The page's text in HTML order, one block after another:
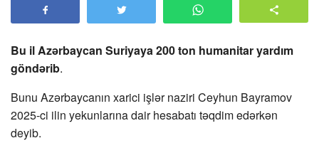
Bu il Azərbaycan Suriyaya 200 ton humanitar yardım
göndərib.
Bunu Azərbaycanın xarici işlər naziri Ceyhun Bayramov
2025-ci ilin yekunlarına dair hesabatı təqdim edərkən
deyib.